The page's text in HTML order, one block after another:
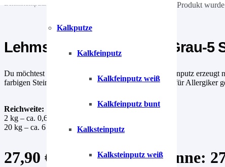
Kalkputze
Kalkfeinputz
Kalkfeinputz weiß
Kalkfeinputz bunt
Kalksteinputz
Kalksteinputz weiß
Produkt
Lehmsteinputz Turmalin-Grau-5
Du möchtest eine Wand mit Steinoptik? Der Lehmsteinputz erzeugt
farbigen Steinelementen. Der Lehmsteinputz ist ideal für Allergiker
Reichweite:
2 kg – ca. 0,6 m²
20 kg – ca. 6 m²
27,90 € 89,90€Preisspanne: